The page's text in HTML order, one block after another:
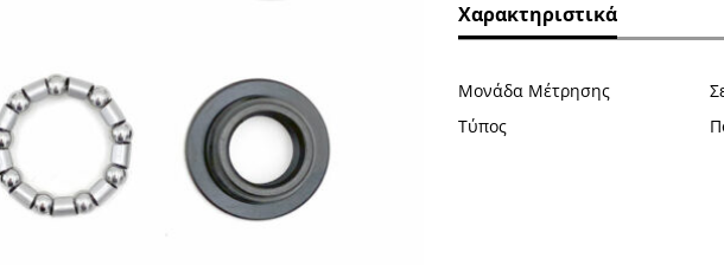
Χαρακτηριστικά
Μονάδα Μέτρησης
Τύπος